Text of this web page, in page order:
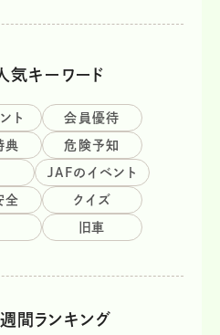
気キーワード
ト 会員優待
典 危険予知
JAFのイベント
全 クイズ
旧車
週間ランキング